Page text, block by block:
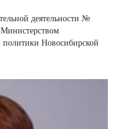
деятельности №
Новосибирской